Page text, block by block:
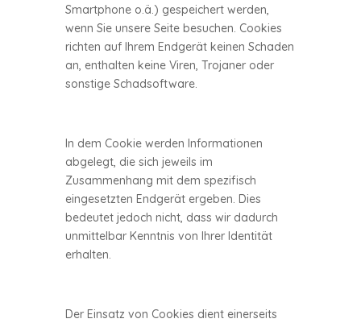
Smartphone o.ä.) gespeichert werden,
wenn Sie unsere Seite besuchen. Cookies
richten auf Ihrem Endgerät keinen Schaden
an, enthalten keine Viren, Trojaner oder
sonstige Schadsoftware.
In dem Cookie werden Informationen
abgelegt, die sich jeweils im
Zusammenhang mit dem spezifisch
eingesetzten Endgerät ergeben. Dies
bedeutet jedoch nicht, dass wir dadurch
unmittelbar Kenntnis von Ihrer Identität
erhalten.
Der Einsatz von Cookies dient einerseits